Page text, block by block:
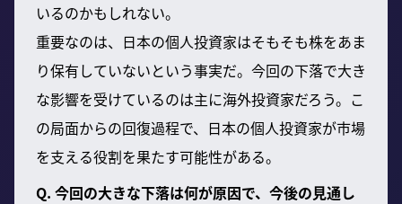
いるのかもしれない。
重要なのは、日本の個人投資家はそもそも株をあま
り保有していないという事実だ。今回の下落で大き
な影響を受けているのは主に海外投資家だろう。こ
の局面からの回復過程で、日本の個人投資家が市場
を支える役割を果たす可能性がある。
Q. 今回の大きな下落は何が原因で、今後の見通し